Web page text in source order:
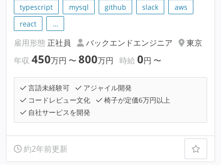
typescript mysql github slack
aws
react
…
雇用形態 正社員 バックエンドエンジニア
東京
年収 450万円 〜 800万円 時給 0円 〜
言語未経験可
アジャイル開発
コードレビュー文化
椅子が定価6万円以上
自社サービスを開発
約2年前更新